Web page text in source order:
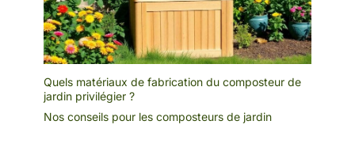
Quels matériaux de fabrication du composteur de
jardin privilégier ?
Nos conseils pour les composteurs de jardin